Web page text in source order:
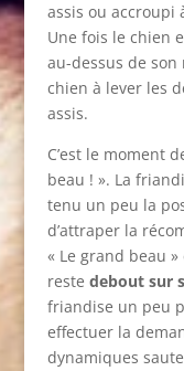
assis ou accroupi
Une fois le chien
au-dessus de
chien à lever les
assis.
C’est le moment
beau ! ». La
tenu un peu la
d’attraper la
« Le grand beau
reste debout sur
friandise un peu
effectuer la
dynamiques